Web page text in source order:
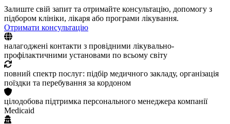
Залиште свій запит та отримайте консультацію, допомогу з
підбором клініки, лікаря або програми лікування.
Отримати консультацію
налагоджені контакти з провідними лікувально-
профілактичними установами по всьому світу
повний спектр послуг: підбір медичного закладу, організація
поїздки та перебування за кордоном
цілодобова підтримка персонального менеджера компанії
Medicaid